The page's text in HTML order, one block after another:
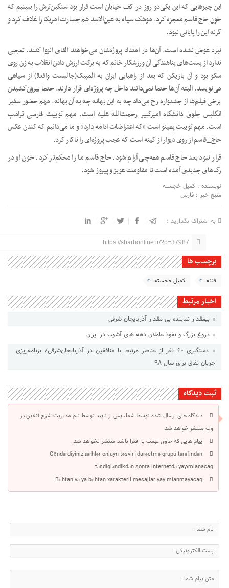
این چیزهایی که این یکی‌دو روز در کف خیابان است قرار بود سنگین‌ترش را ببینیم که
خون حاج قاسم معجزه کرد. موشک سپاه به عین‌الاسد هم جسارت امریکا را غلاف کرد و
گرنه این را پایانی نبود.
نبرد عوض نشده است. آن‌ها در امتداد پروژه‌شان می‌خواهند القای انزوا کنند. تعجبی
ندارد از پست‌های پناهندگی آن ورزشکار خانم که به برکت ارزش دادن انقلاب به زن روی
سکو بود و آن بازیکن که بعد از راهیابی ایران به المپیک(جالبست واقعا!) از سیاهی
می‌نویسد. البته آن‌ها حتما نمی‌دانند داخل چه پروژه‌ای قرار دارند. حتما بیرون‌کشیدن
برخی فیلم‌ها از جشنواره رخ می‌داد چه به این بهانه چه به آن بهانه. مهم حضور سفیر
انگلیس جلوی دانشگاه امیرکبیر رحمت‌الله علیه است. مهم توییت فارسی ترامپ
است. مهم توییت پمپئو است «که اعتراضات ادامه دارد» و ما می‌دانیم که کندن عکس
حاج_قاسم از روی دیوار از کینه است که عجب پروژه‌ای را ناکار کرد.
قرار نبود بعد حاج قاسم همه‌چی آرام شود. حاج قاسم ما را محکم‌تر کرد. خون او در
رگ‌های جدیدی آمده است تا مقاومت عزیز و پیروز شود.
نویسنده : کمیل خجسته
منبع خبر : فارس
به اشتراک بگذارید :
https://sharhonline.ir/?p=37987
برچسب ها
فتنه کمیل خجسته
اخبار مرتبط
بیمقدار نماینده بی مقدار آذربایجان شرقی
دروغ بزرگ و نفوذ عاملان دهه های آشوب در ایران
دستگیری ۶۰ نفر از عناصر مرتبط با منافقین در آذربایجان‌شرقی/ برنامه‌ریزی
جریان نفاق برای سال ۹۸
ثبت دیدگاه
دیدگاه های ارسال شده توسط شما، پس از تایید توسط تیم مدیریت شرح آنلاین در
وب منتشر خواهد شد.
پیام هایی که حاوی تهمت یا افترا باشد منتشر نخواهد شد.
Göndərdiyiniz şərhlər onlayn təsvir idarəetmə qrupu tərəfindən
təsdiqləndikdən sonra internetdə yayımlanacaq.
Böhtan və ya böhtan xarakterli mesajlar yayımlanmayacaq.